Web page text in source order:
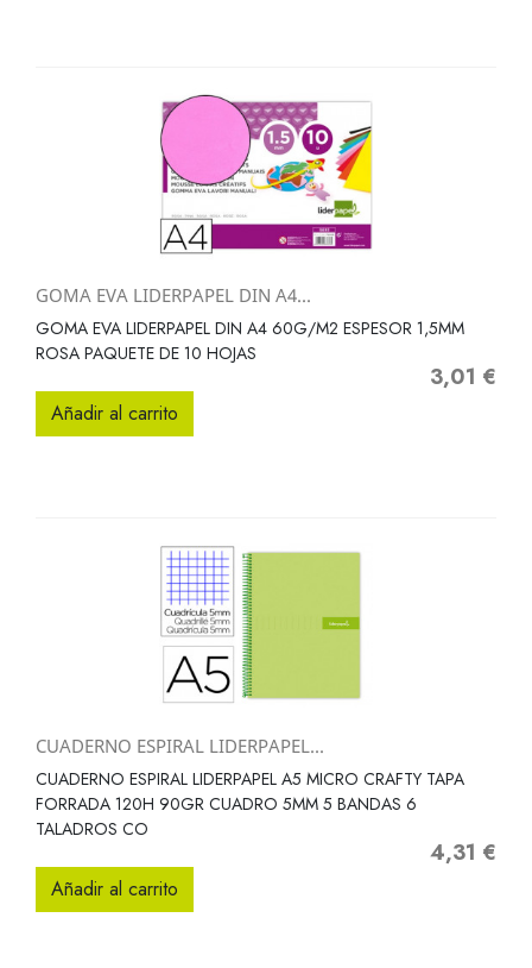
GOMA EVA LIDERPAPEL DIN A4...
GOMA EVA LIDERPAPEL DIN A4 60G/M2 ESPESOR 1,5MM
ROSA PAQUETE DE 10 HOJAS
Precio
3,01 €
Añadir al carrito
CUADERNO ESPIRAL LIDERPAPEL...
CUADERNO ESPIRAL LIDERPAPEL A5 MICRO CRAFTY TAPA
FORRADA 120H 90GR CUADRO 5MM 5 BANDAS 6
TALADROS CO
Precio
4,31 €
Añadir al carrito